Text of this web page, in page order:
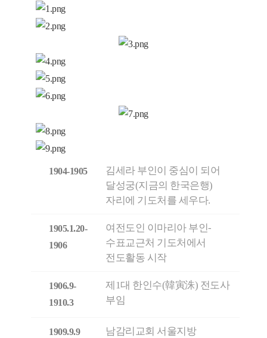
1904-1905
김세라 부인이 중심이 되어
달성궁(지금의 한국은행)
자리에 기도처를 세우다.
1905.1.20-
1906
여전도인 이마리아 부인-
수표교근처 기도처에서
전도활동 시작
1906.9-
1910.3
제1대 한인수(韓寅洙) 전도사
부임
1909.9.9
남감리교회 서울지방